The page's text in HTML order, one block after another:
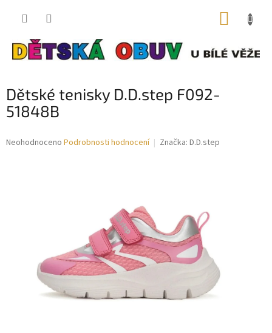
Dětské tenisky D.D.step F092-
51848B
Průměrné
Neohodnoceno Podrobnosti hodnocení Značka: D.D.step